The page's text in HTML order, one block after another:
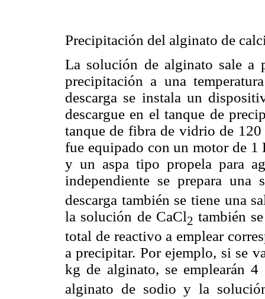
Precipitación del alginato de
La solución de alginato sale
precipitación a una
descarga se instala un
descargue en el tanque de
tanque de fibra de vidrio de
fue equipado con un motor de
y un aspa tipo propela para
independiente se prepara una
descarga también se tiene una
la solución de CaCl2 también
total de reactivo a emplear
a precipitar. Por ejemplo, si se
kg de alginato, se emplearán
alginato de sodio y la